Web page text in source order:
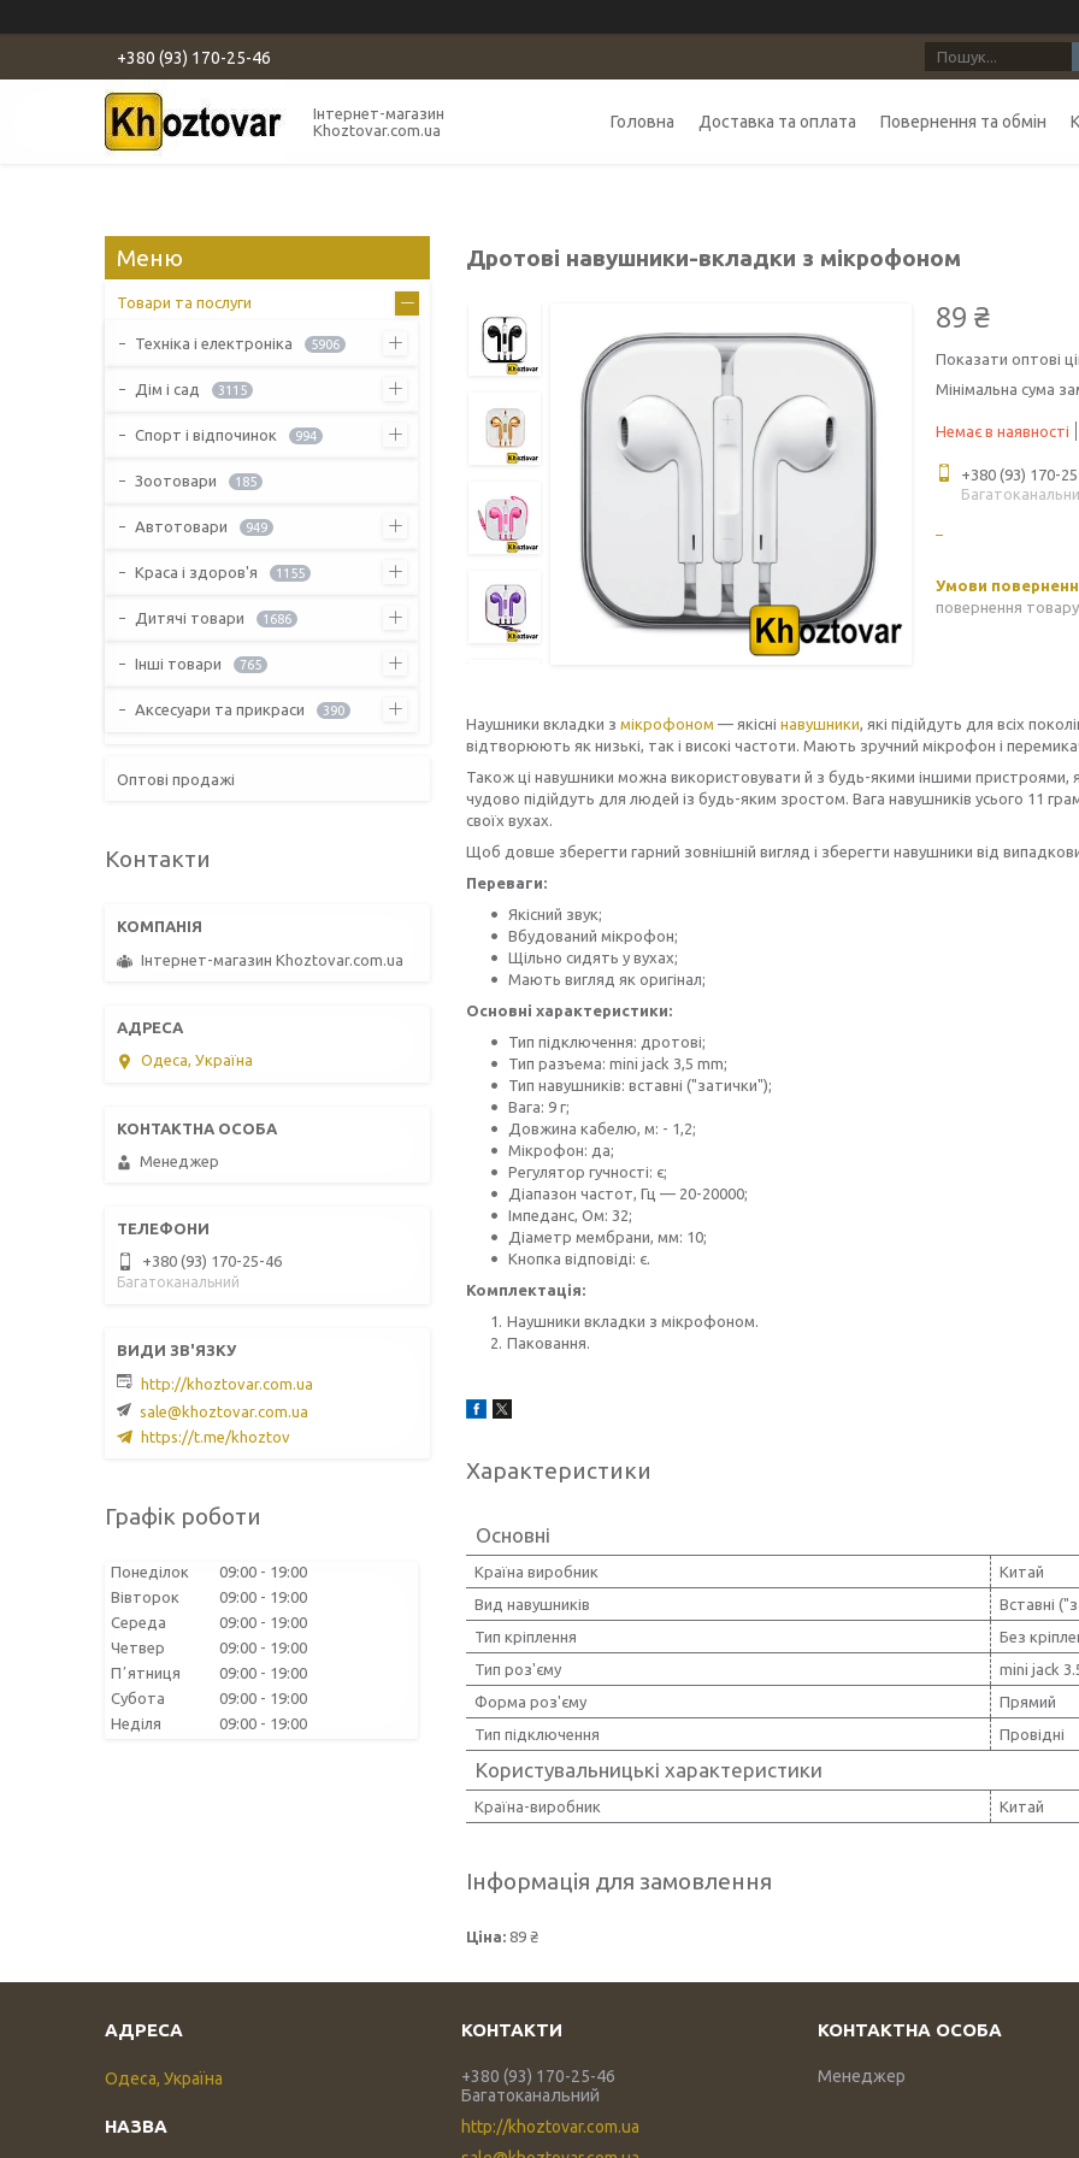
+380 (93) 170-25-46
Інтернет-магазин
Khoztovar.com.ua
Головна Доставка та оплата Повернення та обмін
Дротові навушники-вкладки з мікрофоном
89 ₴
Показати оптові
Мінімальна сума
Немає в наявності
+380 (93) 170-
повернення
Наушники вкладки з мікрофоном — якісні навушники, які підійдуть для всіх
відтворюють як низькі, так і високі частоти. Мають зручний мікрофон і
Також ці навушники можна використовувати й з будь-якими іншими
чудово підійдуть для людей із будь-яким зростом. Вага навушників усього 11
своїх вухах.
Щоб довше зберегти гарний зовнішній вигляд і зберегти навушники від
Переваги:
Якісний звук;
Вбудований мікрофон;
Щільно сидять у вухах;
Мають вигляд як оригінал;
Основні характеристики:
Тип підключення: дротові;
Тип разъема: mini jack 3,5 mm;
Тип навушників: вставні ("затички");
Вага: 9 г;
Довжина кабелю, м: - 1,2;
Мікрофон: да;
Регулятор гучності: є;
Діапазон частот, Гц — 20-20000;
Імпеданс, Ом: 32;
Діаметр мембрани, мм: 10;
Кнопка відповіді: є.
Комплектація:
Наушники вкладки з мікрофоном.
Паковання.
Характеристики
Основні
Країна виробник
Китай
Вид навушників
Вставні
Тип кріплення
Без
Тип роз'єму
mini jack
Форма роз'єму
Прямий
Тип підключення
Провідні
Користувальницькі характеристики
Країна-виробник Китай
Інформація для замовлення
Ціна: 89 ₴
Товари та послуги
Техніка і електроніка 5906
Дім і сад 3115
Спорт і відпочинок 994
Зоотовари 185
Автотовари 949
Краса і здоров'я 1155
Дитячі товари 1686
Інші товари 765
Аксесуари та прикраси 390
Оптові продажі
Контакти
Інтернет-магазин Khoztovar.com.ua
Одеса, Україна
Менеджер
+380 (93) 170-25-46
Багатоканальний
http://khoztovar.com.ua
sale@khoztovar.com.ua
https://t.me/khoztov
Графік роботи
Понеділок 09:00
19:00
Вівторок
09:00
19:00
Середа
09:00
19:00
Четвер
09:00
19:00
Пʼятниця
09:00
19:00
Субота
09:00
19:00
Неділя
09:00 19:00
Одеса, Україна
+380 (93) 170-25-46
Багатоканальний
http://khoztovar.com.ua
Менеджер